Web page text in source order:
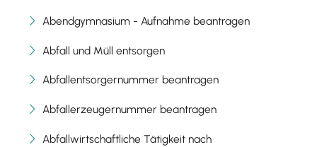
Abendgymnasium - Aufnahme beantragen
Abfall und Müll entsorgen
Abfallentsorgernummer beantragen
Abfallerzeugernummer beantragen
Abfallwirtschaftliche Tätigkeit nach